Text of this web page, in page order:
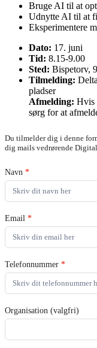
Bruge AI til at
Udnytte AI til at
Eksperimentere
Dato: 17. juni
Tid: 8.15-9.00
Sted: Bispetorv,
Tilmelding:
pladser
Afmelding: Hvis
sørg for at
A2
Erhverv
Du tilmelder dig i denne
dig mails vedrørende
Navn *
Email *
Telefonnummer *
Organisation (valgfri)